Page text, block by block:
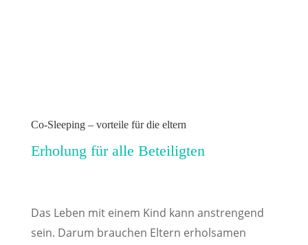
Co-Sleeping – vorteile für die eltern
Erholung für alle Beteiligten
Das Leben mit einem Kind kann anstrengend
sein. Darum brauchen Eltern erholsamen